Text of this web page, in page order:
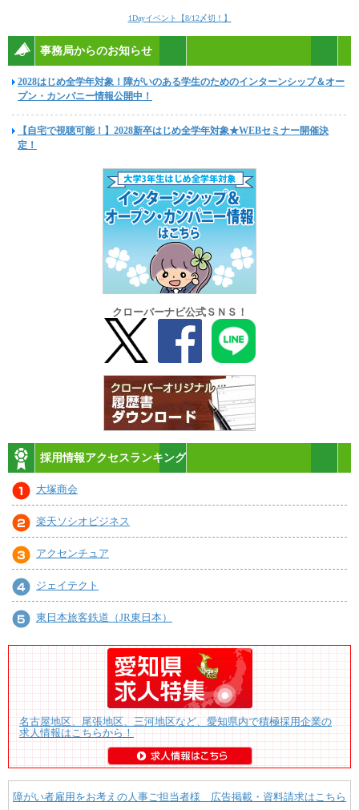
1Dayイベント【8/12〆切！】
事務局からのお知らせ
2028はじめ全学年対象！障がいのある学生のためのインターンシップ＆オー
プン・カンパニー情報公開中！
【自宅で視聴可能！】2028新卒はじめ全学年対象★WEBセミナー開催決
定！
クローバーナビ公式ＳＮＳ！
採用情報アクセスランキング
大塚商会
楽天ソシオビジネス
アクセンチュア
ジェイテクト
東日本旅客鉄道（JR東日本）
名古屋地区、尾張地区、三河地区など、愛知県内で積極採用企業の
求人情報はこちらから！
障がい者雇用をお考えの人事ご担当者様 広告掲載・資料請求はこちら